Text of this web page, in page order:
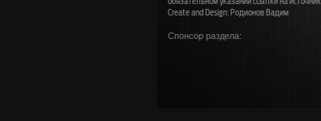
Create and Design: Родионов Вадим
Спонсор раздела: